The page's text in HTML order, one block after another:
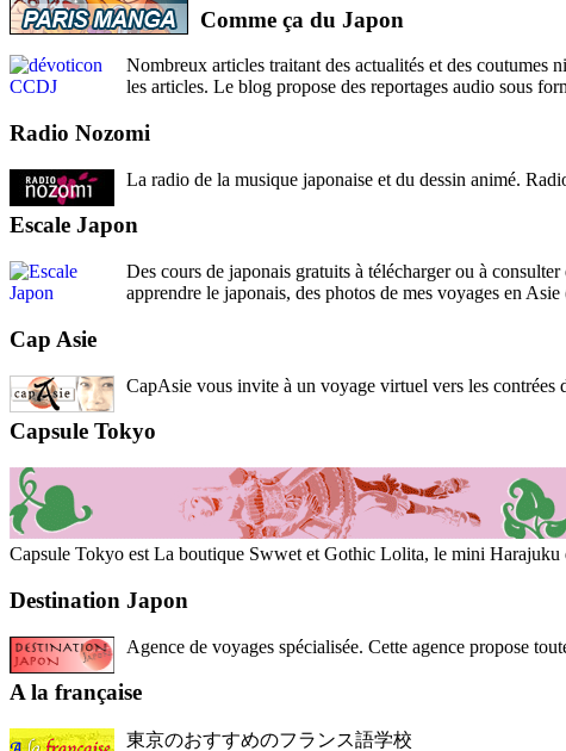
Comme ça du Japon
Nombreux articles traitant des actualités et des coutumes
les articles. Le blog propose des reportages audio sous
Radio Nozomi
La radio de la musique japonaise et du dessin animé.
Escale Japon
Des cours de japonais gratuits à télécharger ou à
apprendre le japonais, des photos de mes voyages en
Cap Asie
CapAsie vous invite à un voyage virtuel vers les contrées
Capsule Tokyo
Capsule Tokyo est La boutique Swwet et Gothic Lolita, le mini Harajuku
Destination Japon
Agence de voyages spécialisée. Cette agence propose
A la française
東京のおすすめのフランス語学校